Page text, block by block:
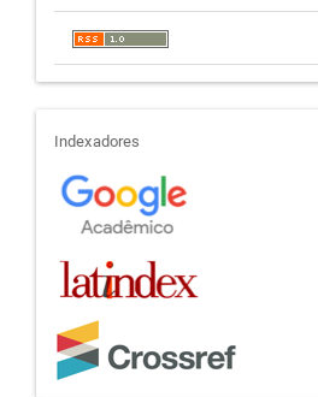
indexadores
Indexadores